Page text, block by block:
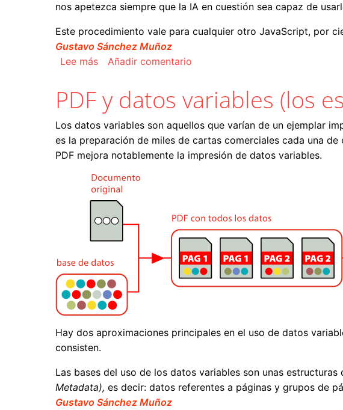
nos apetezca siempre que la IA en cuestión sea capaz de
Este procedimiento vale para cualquier otro JavaScript, por
Gustavo Sánchez Muñoz
Lee mássobre Cómo traducir un script de JavaScript con IA
Añadir comentario
PDF y datos variables (los
Los datos variables son aquellos que varían de un ejemplar
es la preparación de miles de cartas comerciales cada una
PDF mejora notablemente la impresión de datos variables.
Hay dos aproximaciones principales en el uso de datos
consisten.
Las bases del uso de los datos variables son unas
Metadata), es decir: datos referentes a páginas y grupos de
Gustavo Sánchez Muñoz